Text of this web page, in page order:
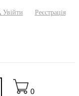
Увійти Реєстрація
0